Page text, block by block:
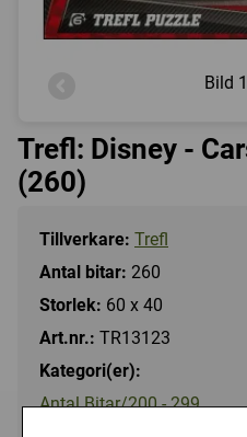
Bild
Trefl: Disney -
(260)
Tillverkare: Trefl
Antal bitar: 260
Storlek: 60 x 40
Art.nr.: TR13123
Kategori(er):
Antal Bitar/200 - 299